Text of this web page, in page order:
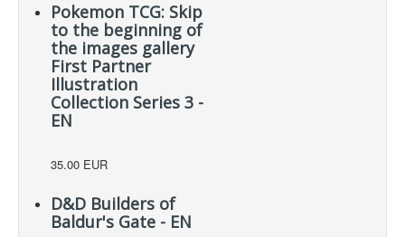
Pokemon TCG: Skip
to the beginning of
the images gallery
First Partner
Illustration
Collection Series 3 -
EN
35.00 EUR
D&D Builders of
Baldur's Gate - EN